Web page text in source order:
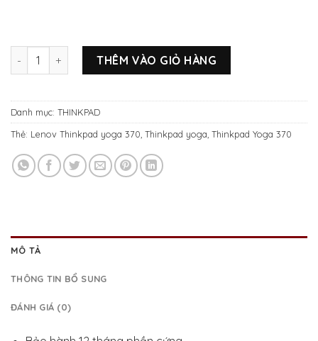
Thinkpad Yoga 370 core i7-7300u/ram8gb/Ssd 256gb/13in
THÊM VÀO GIỎ HÀNG
Danh mục: THINKPAD
Thẻ: Lenov Thinkpad yoga 370 Thinkpad yoga Thinkpad Yoga 370
MÔ TẢ
THÔNG TIN BỔ SUNG
ĐÁNH GIÁ (0)